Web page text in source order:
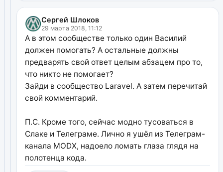
Сергей Шлоков
29 марта 2018, 11:12
А в этом сообществе только один Василий
должен помогать? А остальные должны
предварять свой ответ целым абзацем про то,
что никто не помогает?
Зайди в сообщество Laravel. А затем перечитай
свой комментарий.
П.С. Кроме того, сейчас модно тусоваться в
Слаке и Телеграме. Лично я ушёл из Телеграм-
канала MODX, надоело ломать глаза глядя на
полотенца кода.